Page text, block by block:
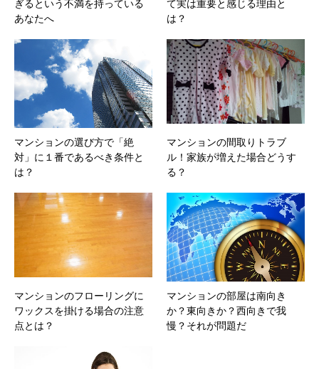
ぎるという不満を持っている
あなたへ
て実は重要と感じる理由と
は？
マンションの選び方で「絶
対」に１番であるべき条件と
は？
マンションの間取りトラブ
ル！家族が増えた場合どうす
る？
マンションのフローリングに
ワックスを掛ける場合の注意
点とは？
マンションの部屋は南向き
か？東向きか？西向きで我
慢？それが問題だ